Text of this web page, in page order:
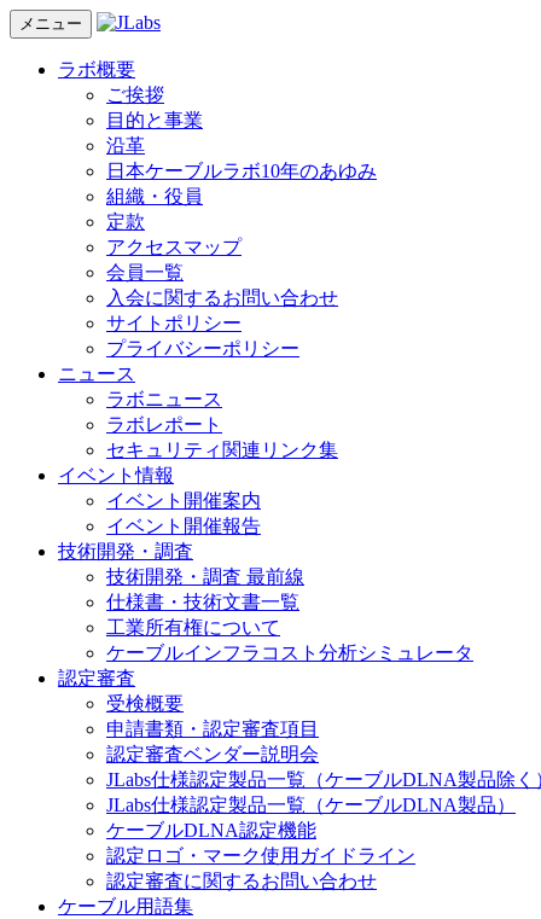
メニュー
ラボ概要
ご挨拶
目的と事業
沿革
日本ケーブルラボ10年のあゆみ
組織・役員
定款
アクセスマップ
会員一覧
入会に関するお問い合わせ
サイトポリシー
プライバシーポリシー
ニュース
ラボニュース
ラボレポート
セキュリティ関連リンク集
イベント情報
イベント開催案内
イベント開催報告
技術開発・調査
技術開発・調査 最前線
仕様書・技術文書一覧
工業所有権について
ケーブルインフラコスト分析シミュレータ
認定審査
受検概要
申請書類・認定審査項目
認定審査ベンダー説明会
JLabs仕様認定製品一覧（ケーブルDLNA製品除く
JLabs仕様認定製品一覧（ケーブルDLNA製品）
ケーブルDLNA認定機能
認定ロゴ・マーク使用ガイドライン
認定審査に関するお問い合わせ
ケーブル用語集